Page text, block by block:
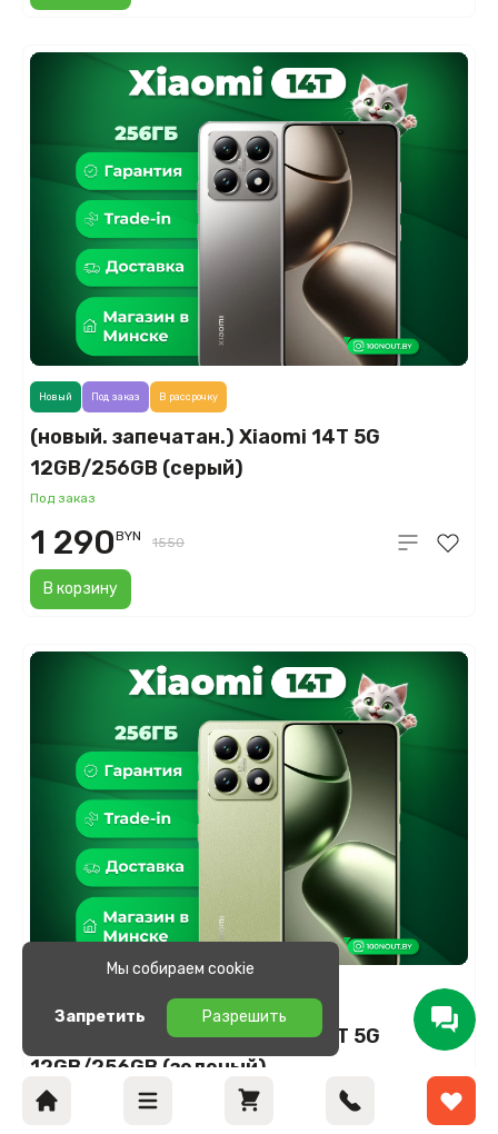
(новый. запечатан.) Xiaomi 14T 5G
12GB/256GB (серый)
Под заказ
В корзину
Новый Под заказ В рассрочку
1 290BYN 1550
(новый. запечатан.) Xiaomi 14T 5G
12GB/256GB (зеленый)
Под заказ
В рассрочку
Мы собираем cookie
Запретить Разрешить